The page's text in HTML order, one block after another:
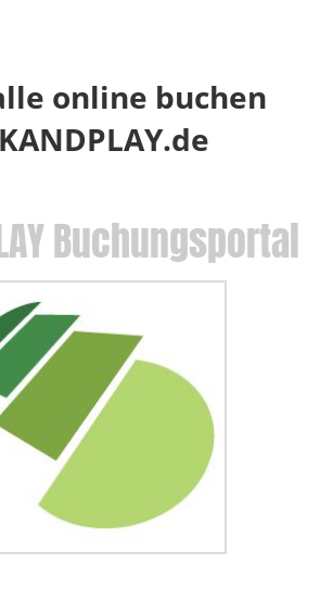
online buchen
Buchungsportal